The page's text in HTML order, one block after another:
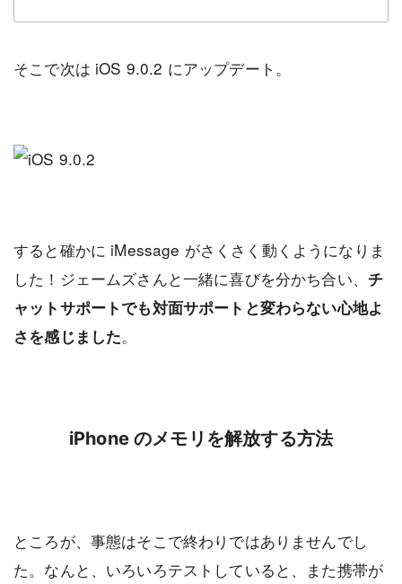
そこで次は iOS 9.0.2 にアップデート。
すると確かに iMessage がさくさく動くようになりま
した！ジェームズさんと一緒に喜びを分かち合い、 チ
ャットサポートでも対面サポートと変わらない心地よ
さを感じました。
iPhone のメモリを解放する方法
ところが、事態はそこで終わりではありませんでし
た。なんと、いろいろテストしていると、また携帯が